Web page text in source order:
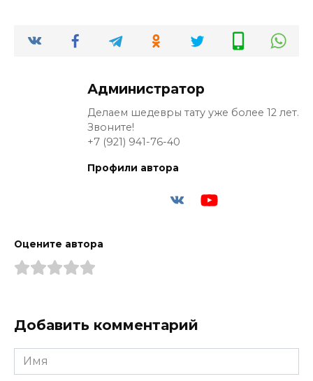
Администратор
Делаем шедевры тату уже более 12 лет.
Звоните!
+7 (921) 941-76-40
Профили автора
Оцените автора
Добавить комментарий
Имя
*